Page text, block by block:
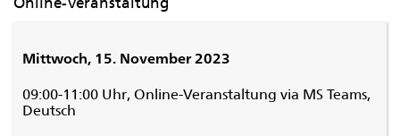
Mittwoch, 15. November 2023
09:00-11:00 Uhr, Online-Veranstaltung via MS Teams,
Deutsch